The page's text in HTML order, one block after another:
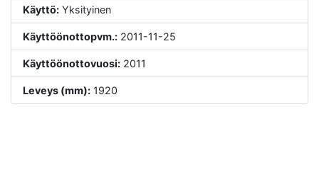
Käyttö: Yksityinen
Käyttöönottopvm.: 2011-11-25
Käyttöönottovuosi: 2011
Leveys (mm): 1920